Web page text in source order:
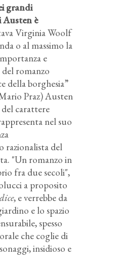
grandi
Austen è
Virginia Woolf
o al massimo la
e
romanzo
della borghesia”
Praz) Austen
carattere
nel suo
razionalista del
"Un romanzo in
fra due secoli",
a proposito
, e verrebbe da
e lo spazio
spesso
che coglie di
insidioso e